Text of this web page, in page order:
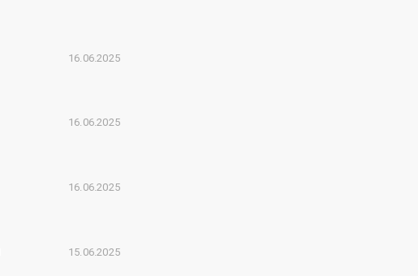
16.06.2025
16.06.2025
16.06.2025
15.06.2025